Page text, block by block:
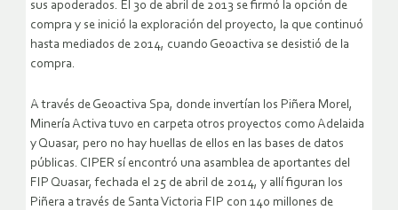
sus apoderados. El 30 de abril de 2013 se firmó la opción de
compra y se inició la exploración del proyecto, la que continuó
hasta mediados de 2014, cuando Geoactiva se desistió de la
compra.
A través de Geoactiva Spa, donde invertían los Piñera Morel,
Minería Activa tuvo en carpeta otros proyectos como Adelaida
y Quasar, pero no hay huellas de ellos en las bases de datos
públicas. CIPER sí encontró una asamblea de aportantes del
FIP Quasar, fechada el 25 de abril de 2014, y allí figuran los
Piñera a través de Santa Victoria FIP con 140 millones de